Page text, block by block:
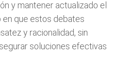
y mantener actualizado el
en que estos debates
y racionalidad, sin
soluciones efectivas